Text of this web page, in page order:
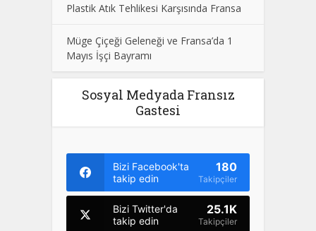
Plastik Atık Tehlikesi Karşısında Fransa
Müge Çiçeği Geleneği ve Fransa’da 1
Mayıs İşçi Bayramı
Sosyal Medyada Fransız
Gastesi
Bizi Facebook'ta
takip edin
180
Takipçiler
Bizi Twitter'da
takip edin
25.1K
Takipçiler